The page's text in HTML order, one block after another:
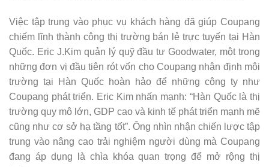
Việc tập trung vào phục vụ khách hàng đã giúp Coupang
chiếm lĩnh thành công thị trường bán lẻ trực tuyến tại Hàn
Quốc. Eric J.Kim quản lý quỹ đầu tư Goodwater, một trong
những đơn vị đầu tiên rót vốn cho Coupang nhận định môi
trường tại Hàn Quốc hoàn hảo để những công ty như
Coupang phát triển. Eric Kim nhấn mạnh: “Hàn Quốc là thị
trường quy mô lớn, GDP cao và kinh tế phát triển mạnh mẽ
cũng như cơ sở hạ tầng tốt”. Ông nhìn nhận chiến lược tập
trung vào nâng cao trải nghiệm người dùng mà Coupang
đang áp dụng là chìa khóa quan trọng để mở rộng thị